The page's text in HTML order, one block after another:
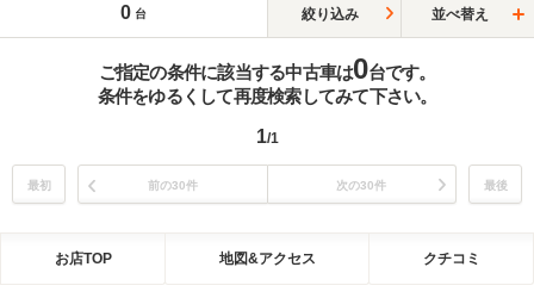
0 台 絞り込み 並べ替え
ご指定の条件に該当する中古車は0台です。
条件をゆるくして再度検索してみて下さい。
1/1
最初 前の30件 次の30件 最後
お店TOP 地図&アクセス クチコミ